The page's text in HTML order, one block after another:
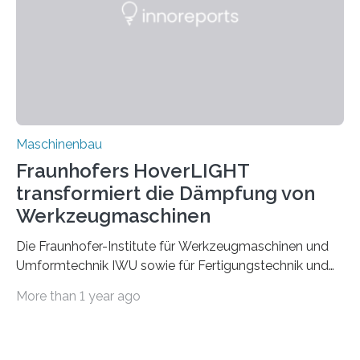
Durch den verstärkten Einsatz von Rezyklaten
Maschinenbau
Fraunhofers HoverLIGHT
transformiert die Dämpfung von
Werkzeugmaschinen
Die Fraunhofer-Institute für Werkzeugmaschinen und
Umformtechnik IWU sowie für Fertigungstechnik und
Durchbruch in der Materialforschung erzielt: Der
More than 1 year ago